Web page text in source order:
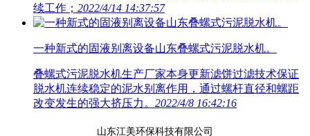
续工作； 2022/4/14 14:37:57
一种新式的固液别离设备山东叠螺式污泥脱水机。
叠螺式污泥脱水机生产厂家本身更新滤饼过滤技术保证
脱水机连续稳定的泥水别离作用，通过螺杆直径和螺距
改变发生的强大挤压力。 2022/4/8 16:42:16
山东江美环保科技有限公司